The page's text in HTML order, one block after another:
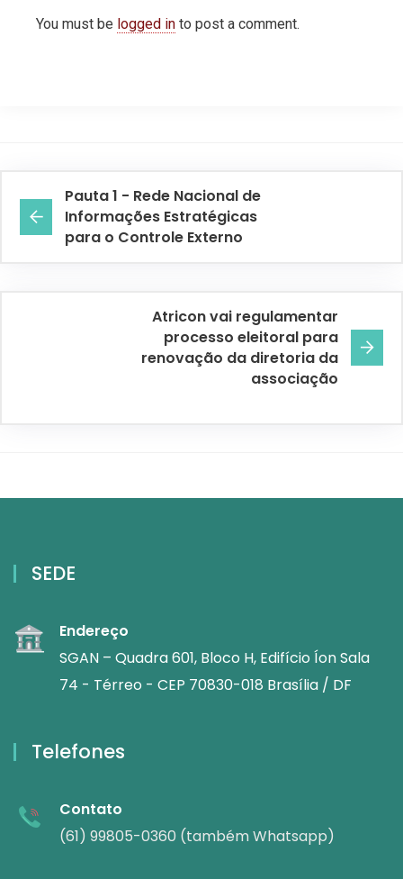
You must be logged in to post a comment.
Pauta 1 - Rede Nacional de
Informações Estratégicas
para o Controle Externo
Atricon vai regulamentar
processo eleitoral para
renovação da diretoria da
associação
SEDE
Endereço
SGAN – Quadra 601, Bloco H, Edifício Íon Sala
74 - Térreo - CEP 70830-018 Brasília / DF
Telefones
Contato
(61) 99805-0360 (também Whatsapp)